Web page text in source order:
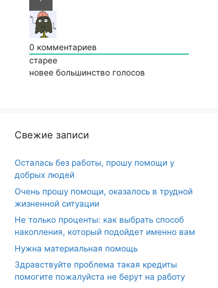
0 комментариев
старее
новее большинство голосов
Свежие записи
Осталась без работы, прошу помощи у
добрых людей
Очень прошу помощи, оказалось в трудной
жизненной ситуации
Не только проценты: как выбрать способ
накопления, который подойдет именно вам
Нужна материальная помощь
Здравствуйте проблема такая кредиты
помогите пожалуйста не берут на работу